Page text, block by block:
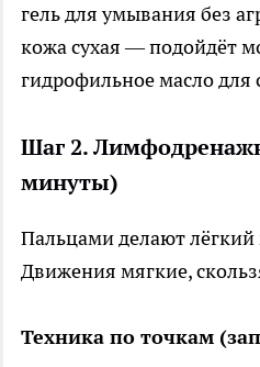
гель для умывания без
кожа сухая — подойдёт
гидрофильное масло для
Шаг 2.
минуты)
Пальцами делают
Движения мягкие,
Техника по точкам